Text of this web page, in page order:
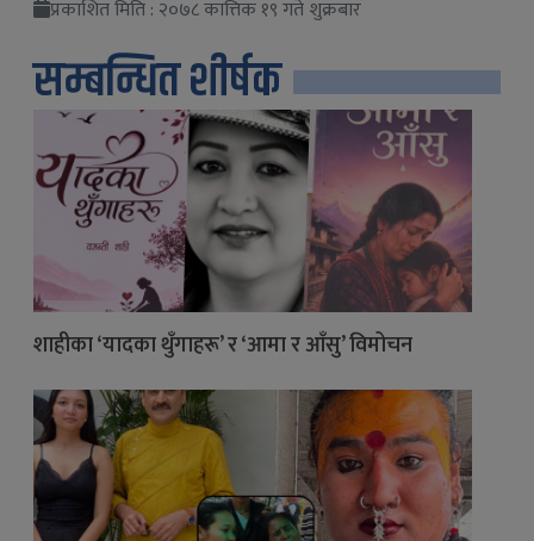
प्रकाशित मिति : २०७८ कात्तिक १९ गते शुक्रबार
सम्बन्धित शीर्षक
शाहीका ‘यादका थुँगाहरू’ र ‘आमा र आँसु’ विमोचन